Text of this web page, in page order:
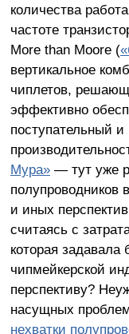
количества
частоте
More than Moore (
вертикальное
чиплетов,
эффективно
поступательный
Мура» — тут уже
полупроводников
и иных
считаясь с
которая
чипмейкерской
перспективу?
насущных
нехватки